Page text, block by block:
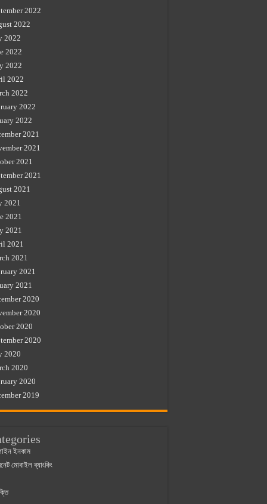
2022
2022
2022
2022
2022
2022
2022
2022
2022
2021
2021
2021
2021
2021
2021
2021
2021
2021
2021
2021
2021
2020
2020
2020
2020
2020
2020
2020
2019
ইনকাম
মোবাইল ব্যাংকিং